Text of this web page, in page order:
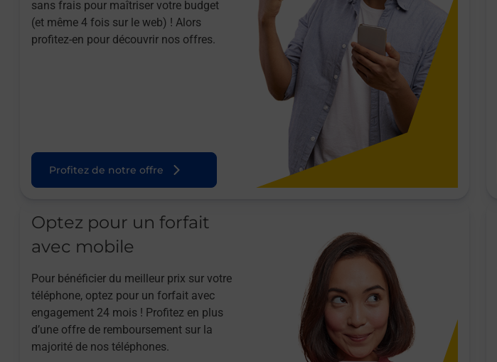
sans frais pour maîtriser votre budget
(et même 4 fois sur le web) ! Alors
profitez-en pour découvrir nos offres.
Profitez de notre offre
Optez pour un forfait
avec mobile
Pour bénéficier du meilleur prix sur votre
téléphone, optez pour un forfait avec
engagement 24 mois ! Profitez en plus
d’une offre de remboursement sur la
majorité de nos téléphones.